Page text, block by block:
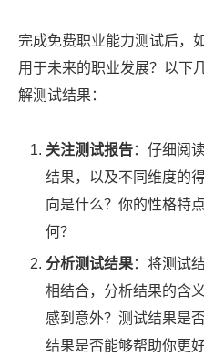
完成免费职业能力测试后，
用于未来的职业发展？以下
解测试结果：
关注测试报告：仔细阅
结果，以及不同维度的
向是什么？你的性格特
何？
分析测试结果：将测试
相结合，分析结果的含
感到意外？测试结果是
结果是否能够帮助你更